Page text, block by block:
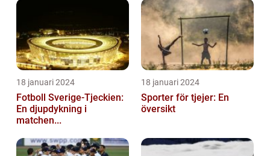
18 januari 2024
Fotboll Sverige-Tjeckien:
En djupdykning i
matchen...
18 januari 2024
Sporter för tjejer: En
översikt